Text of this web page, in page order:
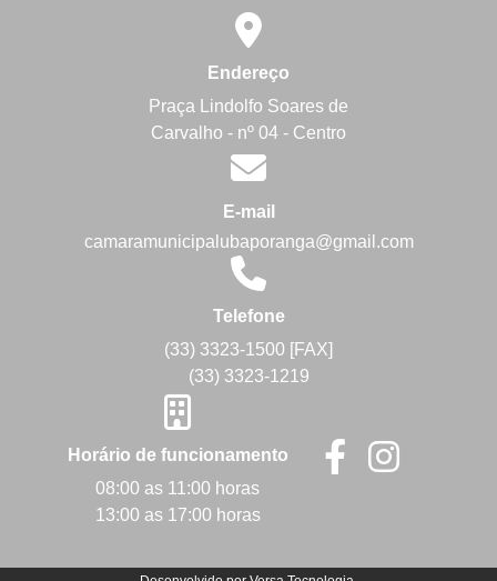
Endereço
Praça Lindolfo Soares de
Carvalho - nº 04 - Centro
E-mail
camaramunicipalubaporanga@gmail.com
Telefone
(33) 3323-1500 [FAX]
(33) 3323-1219
Horário de funcionamento
08:00 as 11:00 horas
13:00 as 17:00 horas